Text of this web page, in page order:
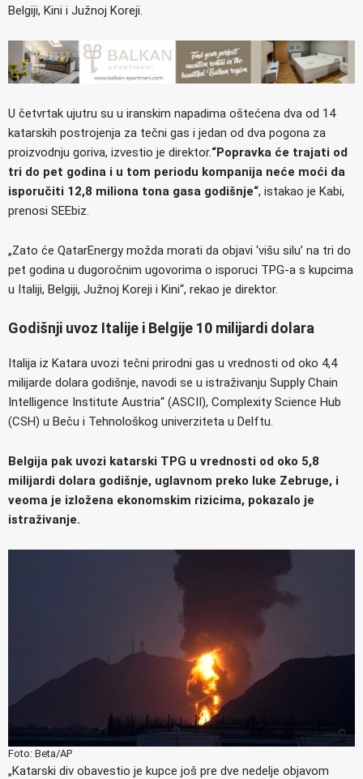
Belgiji, Kini i Južnoj Koreji.
U četvrtak ujutru su u iranskim napadima oštećena dva od 14
katarskih postrojenja za tečni gas i jedan od dva pogona za
proizvodnju goriva, izvestio je direktor.“Popravka će trajati od
tri do pet godina i u tom periodu kompanija neće moći da
isporučiti 12,8 miliona tona gasa godišnje“, istakao je Kabi,
prenosi SEEbiz.
„Zato će QatarEnergy možda morati da objavi ‘višu silu’ na tri do
pet godina u dugoročnim ugovorima o isporuci TPG-a s kupcima
u Italiji, Belgiji, Južnoj Koreji i Kini“, rekao je direktor.
Godišnji uvoz Italije i Belgije 10 milijardi dolara
Italija iz Katara uvozi tečni prirodni gas u vrednosti od oko 4,4
milijarde dolara godišnje, navodi se u istraživanju Supply Chain
Intelligence Institute Austria“ (ASCII), Complexity Science Hub
(CSH) u Beču i Tehnološkog univerziteta u Delftu.
Belgija pak uvozi katarski TPG u vrednosti od oko 5,8
milijardi dolara godišnje, uglavnom preko luke Zebruge, i
veoma je izložena ekonomskim rizicima, pokazalo je
istraživanje.
Foto: Beta/AP
„Katarski div obavestio je kupce još pre dve nedelje objavom